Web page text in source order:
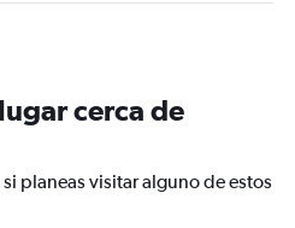
cerca de
planeas visitar alguno de estos